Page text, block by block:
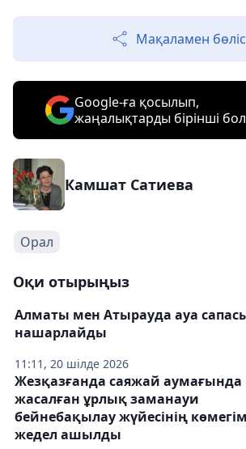
Мақаламен
Google-ға қосылып,
жаңалықтарды бірінші
Камшат Сатиева
Орал
Оқи отырыңыз
11:11, 20 шілде 2026
Алматы мен Атырауда ауа
нашарлайды
Жезқазғанда саяжай аумағында
жасалған ұрлық заманауи
бейнебақылау жүйесінің
жедел ашылды